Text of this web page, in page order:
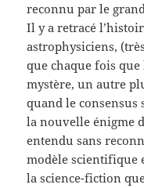
reconnu par le
Il y a retracé
astrophysiciens,
que chaque fois
mystère, un autre
quand le
la nouvelle énigme
entendu sans
modèle scientifique
la science-fiction